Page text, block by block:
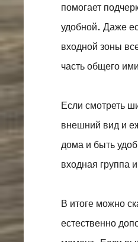
помогает
удобной. Даже
входной зоны
часть общего
Если смотреть
внешний вид и
дома и быть
входная группа
В итоге можно
естественно